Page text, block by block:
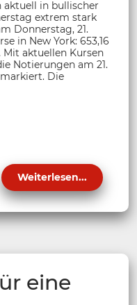
aktuell in bullischer
extrem stark
Donnerstag, 21.
in New York: 653,16
Mit aktuellen Kursen
Notierungen am 21.
Die
Weiterlesen...
eine